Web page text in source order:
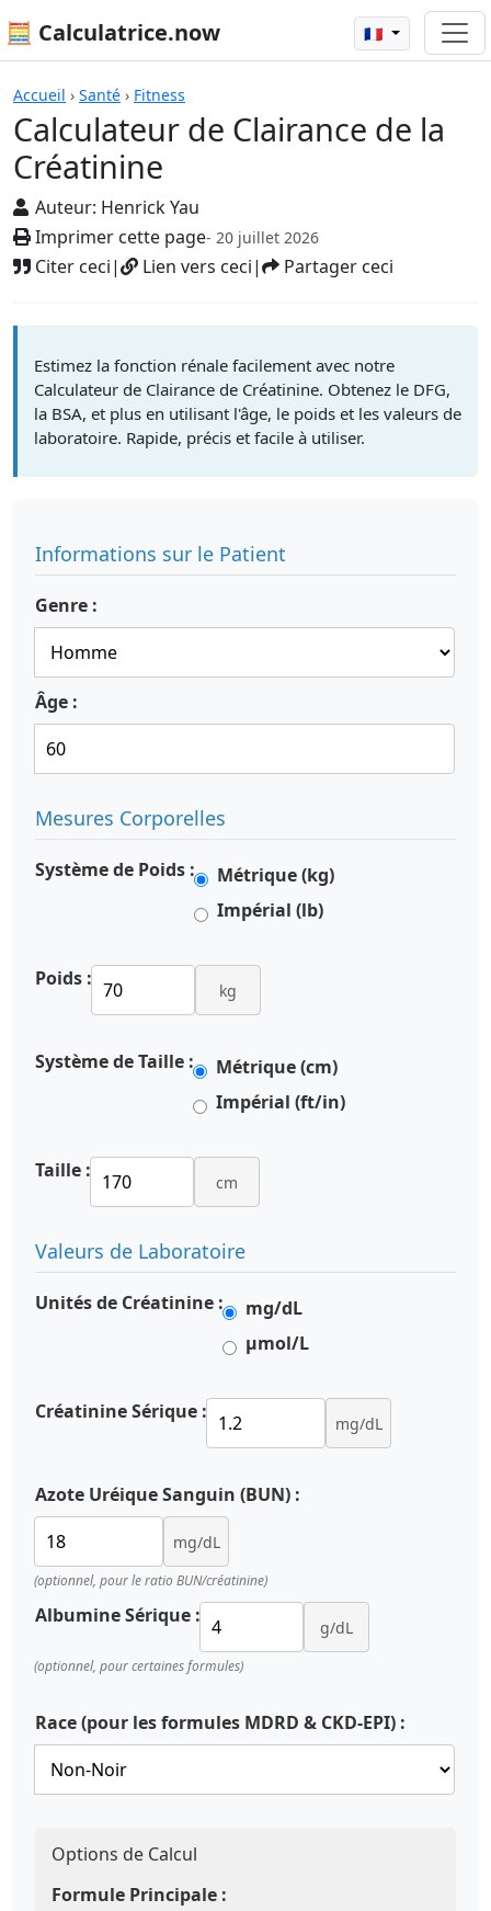
🧮 Calculatrice.now 🇫🇷
Accueil › Santé › Fitness
Calculateur de Clairance de la
Créatinine
Auteur: Henrick Yau
Imprimer cette page- 20 juillet 2026
Citer ceci| Lien vers ceci| Partager ceci
Calculatrices
Estimez la fonction rénale facilement avec notre
Calculateur de Clairance de Créatinine. Obtenez le DFG,
la BSA, et plus en utilisant l'âge, le poids et les valeurs de
laboratoire. Rapide, précis et facile à utiliser.
Informations sur le Patient
Genre :
Âge :
Mesures Corporelles
Système de Poids :
Métrique (kg)
Impérial (lb)
Poids : kg
Système de Taille :
Métrique (cm)
Impérial (ft/in)
Taille : cm
Valeurs de Laboratoire
Unités de Créatinine :
mg/dL
µmol/L
Créatinine Sérique : mg/dL
Azote Uréique Sanguin (BUN) :
mg/dL
(optionnel, pour le ratio BUN/créatinine)
Albumine Sérique : g/dL
(optionnel, pour certaines formules)
Race (pour les formules MDRD & CKD-EPI) :
Options de Calcul
Formule Principale :